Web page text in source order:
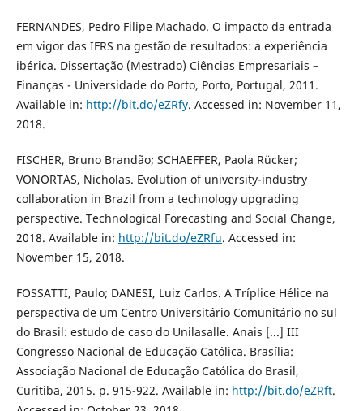
FERNANDES, Pedro Filipe Machado. O impacto da entrada
em vigor das IFRS na gestão de resultados: a experiência
ibérica. Dissertação (Mestrado) Ciências Empresariais –
Finanças - Universidade do Porto, Porto, Portugal, 2011.
Available in: http://bit.do/eZRfy. Accessed in: November 11,
2018.
FISCHER, Bruno Brandão; SCHAEFFER, Paola Rücker;
VONORTAS, Nicholas. Evolution of university-industry
collaboration in Brazil from a technology upgrading
perspective. Technological Forecasting and Social Change,
2018. Available in: http://bit.do/eZRfu. Accessed in:
November 15, 2018.
FOSSATTI, Paulo; DANESI, Luiz Carlos. A Tríplice Hélice na
perspectiva de um Centro Universitário Comunitário no sul
do Brasil: estudo de caso do Unilasalle. Anais [...] III
Congresso Nacional de Educação Católica. Brasília:
Associação Nacional de Educação Católica do Brasil,
Curitiba, 2015. p. 915-922. Available in: http://bit.do/eZRft.